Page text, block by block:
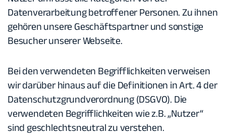
Datenverarbeitung betroffener Personen. Zu ihnen
gehören unsere Geschäftspartner und sonstige
Besucher unserer Webseite.
Bei den verwendeten Begrifflichkeiten verweisen
wir darüber hinaus auf die Definitionen in Art. 4 der
Datenschutzgrundverordnung (DSGVO). Die
verwendeten Begrifflichkeiten wie z.B. „Nutzer“
sind geschlechtsneutral zu verstehen.